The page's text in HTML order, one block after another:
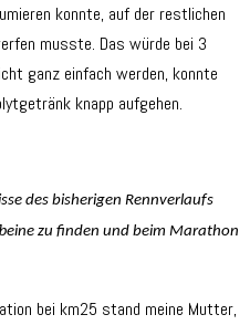
konnte, auf der restlichen
musste. Das würde bei 3
ganz einfach werden, konnte
knapp aufgehen.
des bisherigen Rennverlaufs
zu finden und beim Marathon
bei km25 stand meine Mutter,